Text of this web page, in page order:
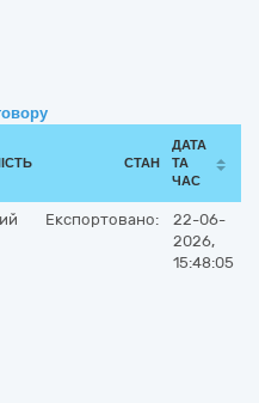
СТАН
ДАТА
ТА
ЧАС
Експортовано:
22-06-
2026,
15:48:05